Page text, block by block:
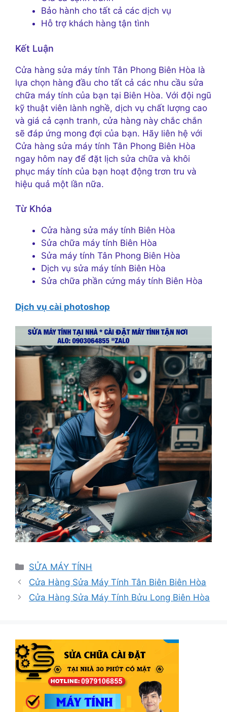
Bảo hành cho tất cả các dịch vụ
Hỗ trợ khách hàng tận tình
Kết Luận
Cửa hàng sửa máy tính Tân Phong Biên Hòa là
lựa chọn hàng đầu cho tất cả các nhu cầu sửa
chữa máy tính của bạn tại Biên Hòa. Với đội ngũ
kỹ thuật viên lành nghề, dịch vụ chất lượng cao
và giá cả cạnh tranh, cửa hàng này chắc chắn
sẽ đáp ứng mong đợi của bạn. Hãy liên hệ với
Cửa hàng sửa máy tính Tân Phong Biên Hòa
ngay hôm nay để đặt lịch sửa chữa và khôi
phục máy tính của bạn hoạt động trơn tru và
hiệu quả một lần nữa.
Từ Khóa
Cửa hàng sửa máy tính Biên Hòa
Sửa chữa máy tính Biên Hòa
Sửa máy tính Tân Phong Biên Hòa
Dịch vụ sửa máy tính Biên Hòa
Sửa chữa phần cứng máy tính Biên Hòa
Dịch vụ cài photoshop
Danh
mục
SỬA MÁY TÍNH
Cửa Hàng Sửa Máy Tính Tân Biên Biên Hòa
Cửa Hàng Sửa Máy Tính Bửu Long Biên Hòa